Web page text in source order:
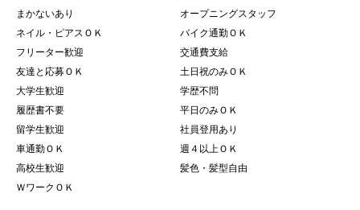
まかないあり
オープニングスタッフ
ネイル・ピアスＯＫ
バイク通勤ＯＫ
フリーター歓迎
交通費支給
友達と応募ＯＫ
土日祝のみＯＫ
大学生歓迎
学歴不問
履歴書不要
平日のみＯＫ
留学生歓迎
社員登用あり
車通勤ＯＫ
週４以上ＯＫ
高校生歓迎
髪色・髪型自由
ＷワークＯＫ